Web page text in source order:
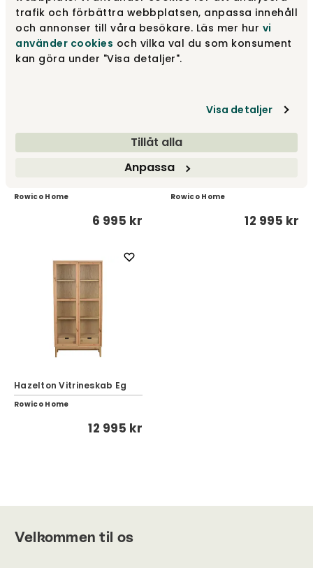
trafik och förbättra webbplatsen, anpassa innehåll
och annonser till våra besökare. Läs mer hur vi
använder cookies och vilka val du som konsument
kan göra under "Visa detaljer".
Visa detaljer
Tillåt alla
Anpassa
Rowico Home
6 995 kr
Hazelton Vitrineskab Brun
Rowico Home
12 995 kr
Hazelton Vitrineskab Eg
Rowico Home
12 995 kr
Velkommen til os